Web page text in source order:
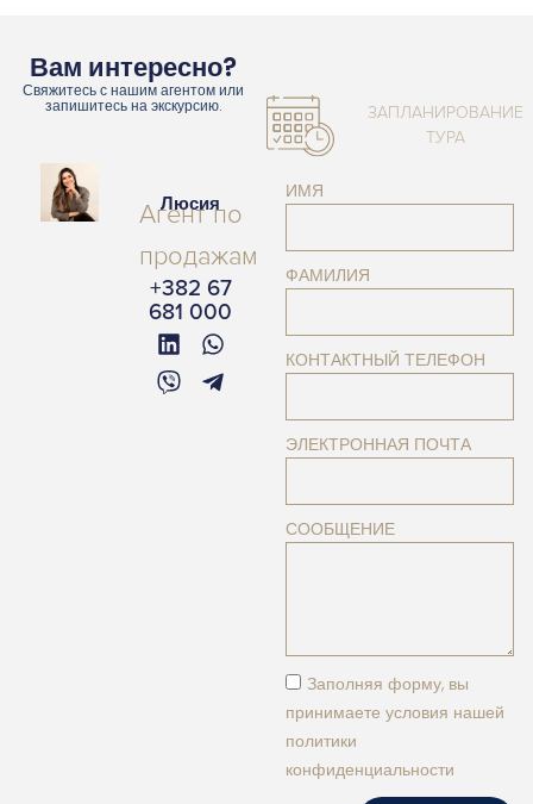
Вам интересно?
Свяжитесь с нашим агентом или
запишитесь на экскурсию.
Люсия
Агент по
продажам
+382 67
681 000
ЗАПЛАНИРОВАНИЕ
ТУРА
ИМЯ
ФАМИЛИЯ
КОНТАКТНЫЙ ТЕЛЕФОН
ЭЛЕКТРОННАЯ ПОЧТА
СООБЩЕНИЕ
Заполняя форму, вы
принимаете условия нашей
политики
конфиденциальности